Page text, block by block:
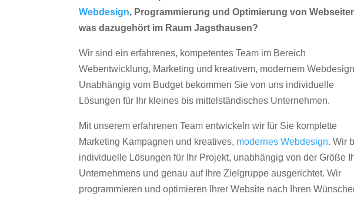
Webdesign, Programmierung und Optimierung von
was dazugehört im Raum Jagsthausen?
Wir sind ein erfahrenes, kompetentes Team im Bereich
Webentwicklung, Marketing und kreativem, modernem
Unabhängig vom Budget bekommen Sie von uns individuelle
Lösungen für Ihr kleines bis mittelständisches Unternehmen.
Mit unserem erfahrenen Team entwickeln wir für Sie komplette
Marketing Kampagnen und kreatives, modernes Webdesign. Wir
individuelle Lösungen für Ihr Projekt, unabhängig von der Größe
Unternehmens und genau auf Ihre Zielgruppe ausgerichtet. Wir
programmieren und optimieren Ihrer Website nach Ihren